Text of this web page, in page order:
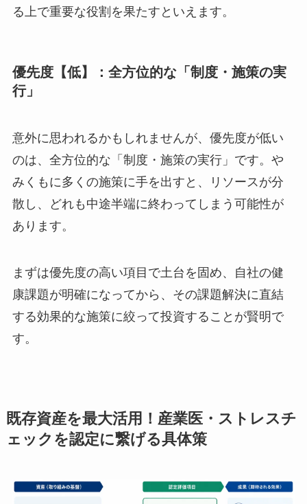
いったことは、比較的少ないコストで始められま
る上で重要な役割を果たすといえます。
優先度【低】：全方位的な「制度・施策の
実行」
意外に思われるかもしれませんが、優先度が低い
のは、全方位的な「制度・施策の実行」です。や
散し、どれも中途半端に終わってしまう可能性が
あります。
まずは優先度の高い項目で土台を固め、自社の健
既存資産を最大活用！産業医・ストレス